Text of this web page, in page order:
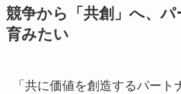
競争から「共創」へ、
育みたい
「共に価値を創造するパート